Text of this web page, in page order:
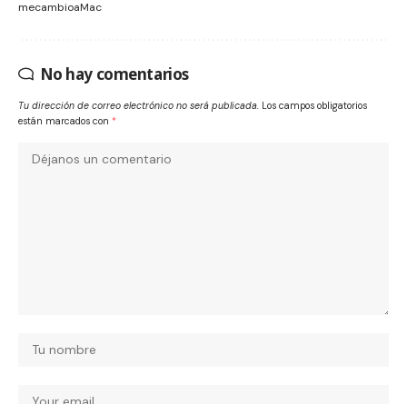
mecambioaMac
No hay comentarios
Tu dirección de correo electrónico no será publicada. Los campos obligatorios
están marcados con *